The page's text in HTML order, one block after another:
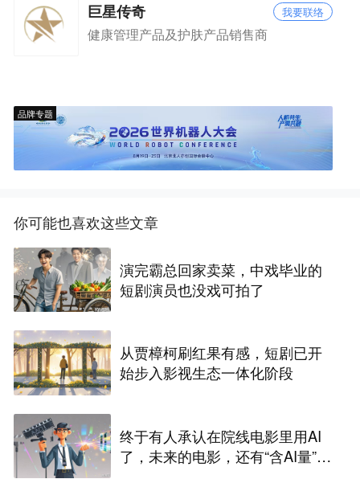
巨星传奇 我要联络
健康管理产品及护肤产品销售商
品牌专题
你可能也喜欢这些文章
演完霸总回家卖菜，中戏毕业的
短剧演员也没戏可拍了
从贾樟柯刷红果有感，短剧已开
始步入影视生态一体化阶段
终于有人承认在院线电影里用AI
了，未来的电影，还有“含AI量”为